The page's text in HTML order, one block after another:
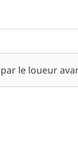
le loueur